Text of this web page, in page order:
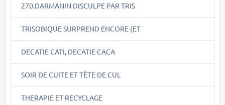
270.DARMANIN DISCULPE PAR TRIS
TRISOBIQUE SURPREND ENCORE (ET
DECATIE CATI, DECATIE CACA
SOIR DE CUITE ET TÊTE DE CUL
THERAPIE ET RECYCLAGE